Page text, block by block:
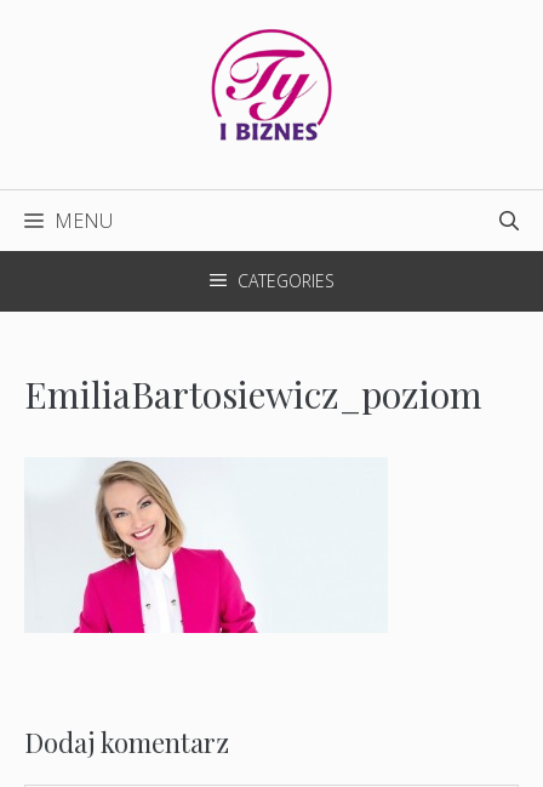
MENU
CATEGORIES
EmiliaBartosiewicz_poziom
Dodaj komentarz